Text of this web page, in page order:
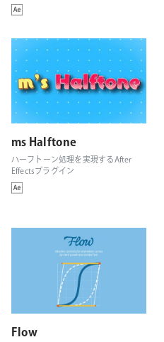
ms Halftone
ハーフトーン処理を実現するAfter
Effectsプラグイン
Flow